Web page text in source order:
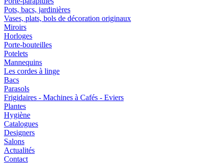
Pots, bacs, jardinières
Vases, plats, bols de décoration originaux
Miroirs
Horloges
Porte-bouteilles
Potelets
Mannequins
Les cordes à linge
Bacs
Parasols
Frigidaires - Machines à Cafés - Eviers
Plantes
Hygiène
Catalogues
Designers
Salons
Actualités
Contact